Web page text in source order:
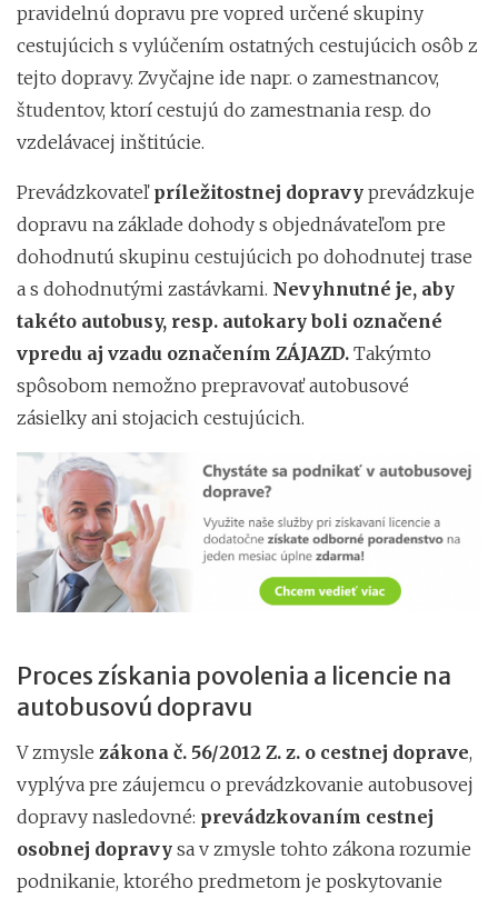
pravidelnú dopravu pre vopred určené skupiny
cestujúcich s vylúčením ostatných cestujúcich osôb z
tejto dopravy. Zvyčajne ide napr. o zamestnancov,
študentov, ktorí cestujú do zamestnania resp. do
vzdelávacej inštitúcie.
Prevádzkovateľ príležitostnej dopravy prevádzkuje
dopravu na základe dohody s objednávateľom pre
dohodnutú skupinu cestujúcich po dohodnutej trase
a s dohodnutými zastávkami. Nevyhnutné je, aby
takéto autobusy, resp. autokary boli označené
vpredu aj vzadu označením ZÁJAZD. Takýmto
spôsobom nemožno prepravovať autobusové
zásielky ani stojacich cestujúcich.
Proces získania povolenia a licencie na
autobusovú dopravu
V zmysle zákona č. 56/2012 Z. z. o cestnej doprave,
vyplýva pre záujemcu o prevádzkovanie autobusovej
dopravy nasledovné: prevádzkovaním cestnej
osobnej dopravy sa v zmysle tohto zákona rozumie
podnikanie, ktorého predmetom je poskytovanie